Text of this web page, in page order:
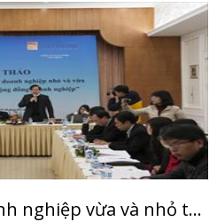
Tọa đàm hỗ trợ doanh nghiệp vừa và nhỏ tại Hà Nội